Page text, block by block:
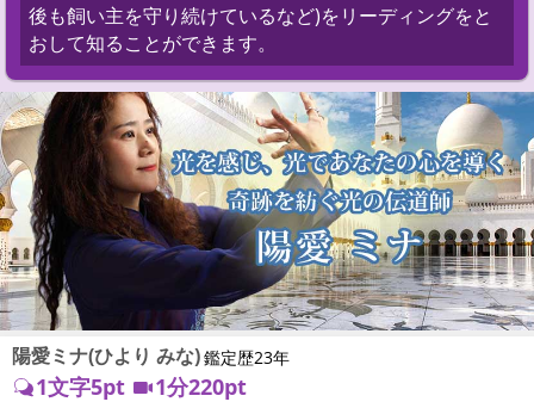
後も飼い主を守り続けているなど)をリーディングをと
おして知ることができます。
陽愛ミナ(ひより みな)鑑定歴23年
1文字5pt
1分220pt